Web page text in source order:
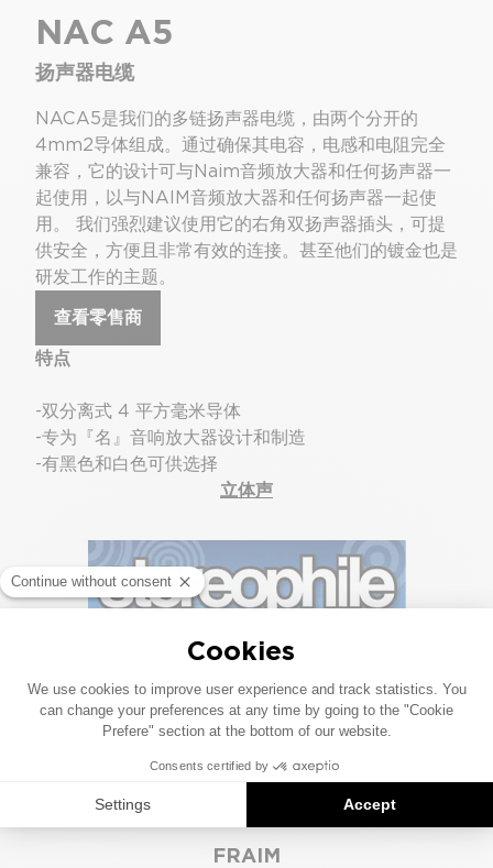
NAC A5
扬声器电缆
NACA5是我们的多链扬声器电缆，由两个分开的
4mm2导体组成。通过确保其电容，电感和电阻完全
兼容，它的设计可与Naim音频放大器和任何扬声器一
起使用，以与NAIM音频放大器和任何扬声器一起使
用。 我们强烈建议使用它的右角双扬声器插头，可提
供安全，方便且非常有效的连接。甚至他们的镀金也是
研发工作的主题。
查看零售商
特点
-双分离式 4 平方毫米导体
-专为『名』音响放大器设计和制造
-有黑色和白色可供选择
立体声
同类产品
FRAIM